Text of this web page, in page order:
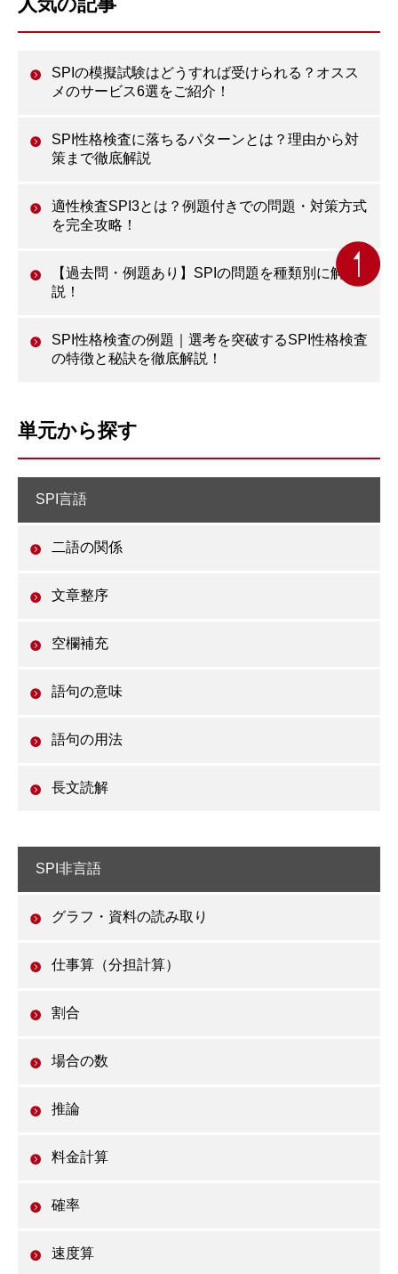
SPIの模擬試験はどうすれば受けられる？オスス
メのサービス6選をご紹介！
SPI性格検査に落ちるパターンとは？理由から対
策まで徹底解説
適性検査SPI3とは？例題付きでの問題・対策方式
を完全攻略！
【過去問・例題あり】SPIの問題を種類別に解
説！
SPI性格検査の例題｜選考を突破するSPI性格検査
の特徴と秘訣を徹底解説！
単元から探す
SPI言語
二語の関係
文章整序
空欄補充
語句の意味
語句の用法
長文読解
SPI非言語
グラフ・資料の読み取り
仕事算（分担計算）
割合
場合の数
推論
料金計算
確率
速度算